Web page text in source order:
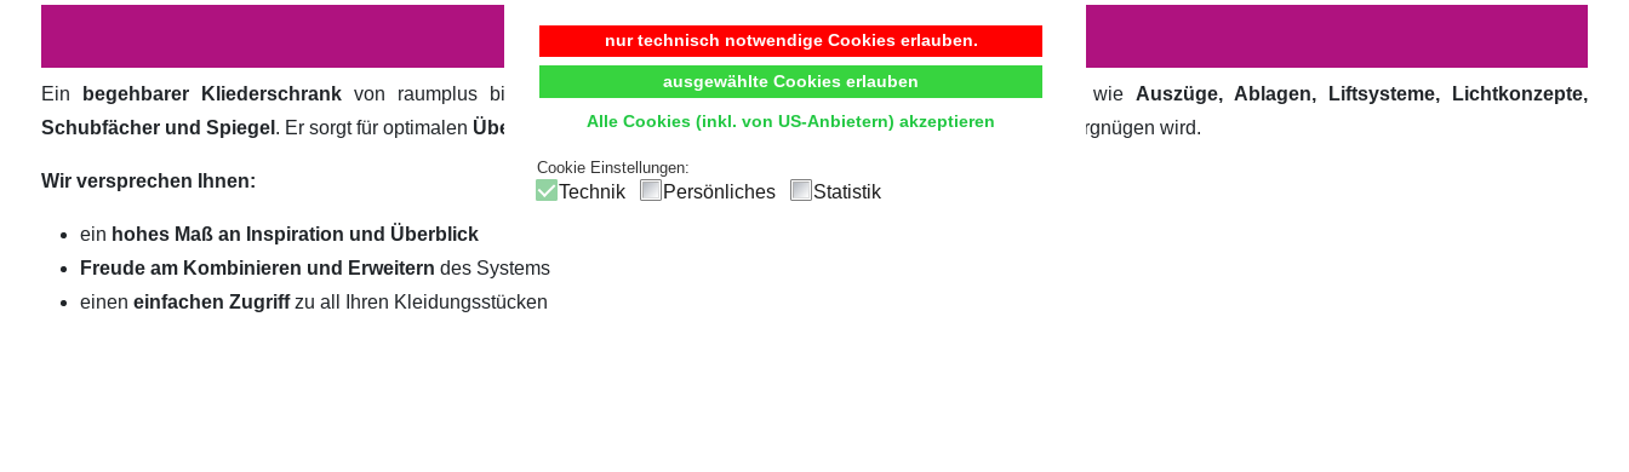
nur technisch notwendige Cookies erlauben.
ausgewählte Cookies erlauben
Alle Cookies (inkl. von US-Anbietern) akzeptieren
Cookie Einstellungen:
Technik Persönliches Statistik
Begehbarer Kleiderschrank
Ein begehbarer Kliederschrank von raumplus bietetKomfortundÜbersichtdurch hochwertige Innensysteme wie Auszüge, Ablagen, Liftsysteme, Lichtkonzepte,
Schubfächer und Spiegel . Er sorgt für optimalen Überblick und einfachen Zugriff, sodass die tägliche Outfitwahl zum Vergnügen wird.
Wir versprechen Ihnen:
ein hohes Maß an Inspiration und Überblick
Freude am Kombinieren und Erweitern des Systems
einen einfachen Zugriffzu all Ihren Kleidungsstücken